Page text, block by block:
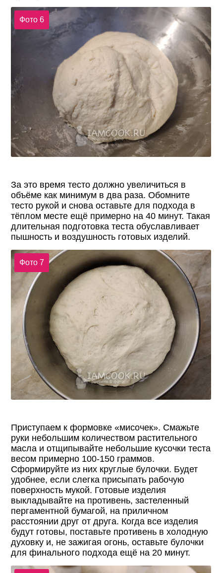
Фото 6
За это время тесто должно увеличиться в
объёме как минимум в два раза. Обомните
тесто рукой и снова оставьте для подхода в
тёплом месте ещё примерно на 40 минут. Такая
длительная подготовка теста обуславливает
пышность и воздушность готовых изделий.
Фото 7
Приступаем к формовке «мисочек». Смажьте
руки небольшим количеством растительного
масла и отщипывайте небольшие кусочки теста
весом примерно 100-150 граммов.
Сформируйте из них круглые булочки. Будет
удобнее, если слегка присыпать рабочую
поверхность мукой. Готовые изделия
выкладывайте на противень, застеленный
пергаментной бумагой, на приличном
расстоянии друг от друга. Когда все изделия
будут готовы, поставьте противень в холодную
духовку и, не зажигая огонь, оставьте булочки
для финального подхода ещё на 20 минут.